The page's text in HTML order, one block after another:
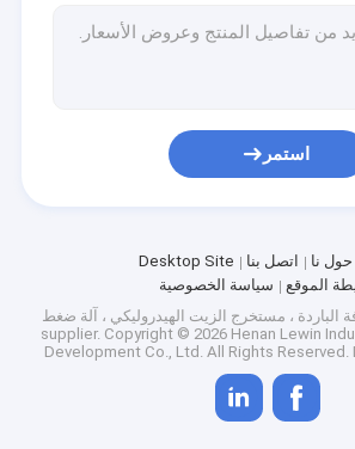
استمر
حول نا اتصل بنا
Desktop Site
الموقع
سياسة الخصوصية
الباردة ، مستخرج الزيت الهيدروليكي ، آلة ضغط
Copyright © 2026 Henan Lewin
Development Co., Ltd. All Rights